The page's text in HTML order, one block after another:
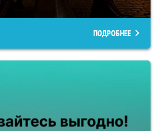
ПОДРОБНЕЕ